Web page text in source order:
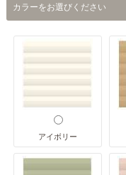
カラーをお選びください
アイボリー